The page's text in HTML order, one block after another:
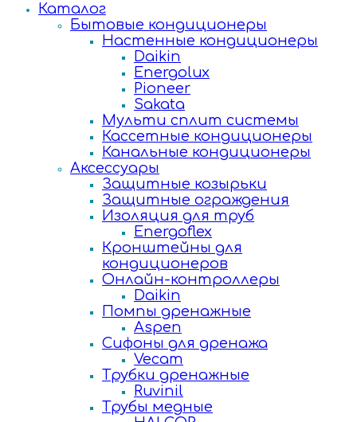
Каталог
Бытовые кондиционеры
Настенные кондиционеры
Daikin
Energolux
Pioneer
Sakata
Мульти сплит системы
Кассетные кондиционеры
Канальные кондиционеры
Аксессуары
Защитные козырьки
Защитные ограждения
Изоляция для труб
Energoflex
Кронштейны для
кондиционеров
Онлайн-контроллеры
Daikin
Помпы дренажные
Aspen
Сифоны для дренажа
Vecam
Трубки дренажные
Ruvinil
Трубы медные